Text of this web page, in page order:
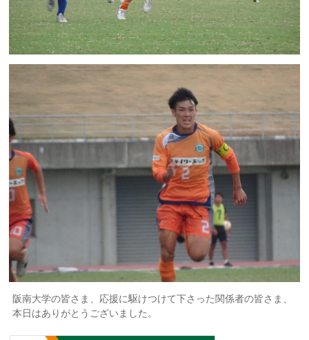
阪南大学の皆さま、応援に駆けつけて下さった関係者の皆さま、
本日はありがとうございました。